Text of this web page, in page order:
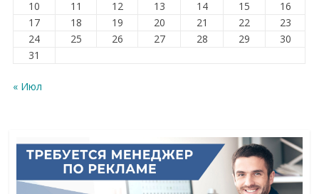
10
11 12 13 14 15
16
17
18 19 20 21 22
23
24
25 26 27 28 29
30
31
« Июл